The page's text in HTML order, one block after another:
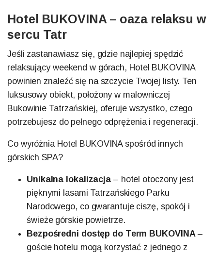
Hotel BUKOVINA – oaza relaksu w
sercu Tatr
Jeśli zastanawiasz się, gdzie najlepiej spędzić
relaksujący weekend w górach, Hotel BUKOVINA
powinien znaleźć się na szczycie Twojej listy. Ten
luksusowy obiekt, położony w malowniczej
Bukowinie Tatrzańskiej, oferuje wszystko, czego
potrzebujesz do pełnego odprężenia i regeneracji.
Co wyróżnia Hotel BUKOVINA spośród innych
górskich SPA?
Unikalna lokalizacja – hotel otoczony jest
pięknymi lasami Tatrzańskiego Parku
Narodowego, co gwarantuje ciszę, spokój i
świeże górskie powietrze.
Bezpośredni dostęp do Term BUKOVINA –
goście hotelu mogą korzystać z jednego z